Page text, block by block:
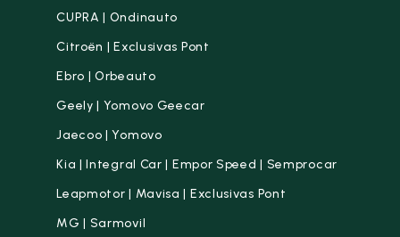
CUPRA | Ondinauto
Citroën | Exclusivas Pont
Ebro | Orbeauto
Geely | Yomovo Geecar
Jaecoo | Yomovo
Kia | Integral Car | Empor Speed | Semprocar
Leapmotor | Mavisa | Exclusivas Pont
MG | Sarmovil